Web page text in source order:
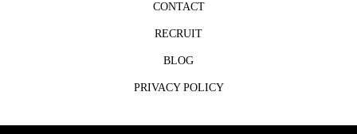
CONTACT
RECRUIT
BLOG
PRIVACY POLICY